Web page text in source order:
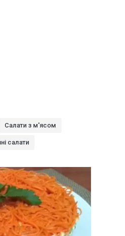
Салати з м'ясом
салати